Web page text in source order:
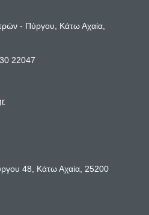
- Πύργου, Κάτω Αχαία,
22047
48, Κάτω Αχαία, 25200